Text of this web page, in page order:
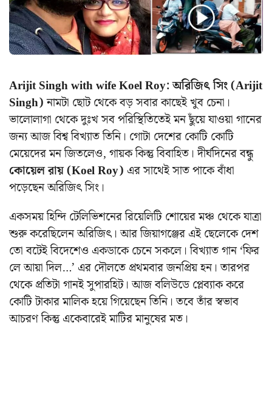
Arijit Singh with wife Koel Roy:অরিজিৎ সিং (Arijit
Singh)নামটা ছোট থেকে বড় সবার কাছেই খুব চেনা।
ভালোলাগা থেকে দুঃখ সব পরিস্থিতিতেই মন ছুঁয়ে যাওয়া গানের
জন্য আজ বিশ্ব বিখ্যাত তিনি। গোটা দেশের কোটি কোটি
মেয়েদের মন জিতলেও, গায়ক কিন্তু বিবাহিত। দীর্ঘদিনের বন্ধু
কোয়েল রায় (Koel Roy) এর সাথেই সাত পাকে বাঁধা
পড়েছেন অরিজিৎ সিং।
একসময় হিন্দি টেলিভিশনের রিয়েলিটি শোয়ের মঞ্চ থেকে যাত্রা
শুরু করেছিলেন অরিজিৎ। আর জিয়াগঞ্জের এই ছেলেকে দেশ
তো বটেই বিদেশেও একডাকে চেনে সকলে। বিখ্যাত গান ‘ফির
লে আয়া দিল…’ এর দৌলতে প্রথমবার জনপ্রিয় হন। তারপর
থেকে প্রতিটা গানই সুপারহিট। আজ বলিউডে প্লেব্যাক করে
কোটি টাকার মালিক হয়ে গিয়েছেন তিনি। তবে তাঁর স্বভাব
আচরণ কিন্তু একেবারেই মাটির মানুষের মত।